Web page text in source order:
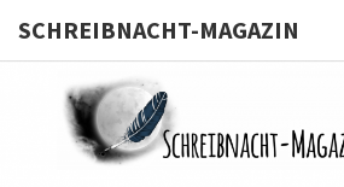
SCHREIBNACHT-MAGAZIN